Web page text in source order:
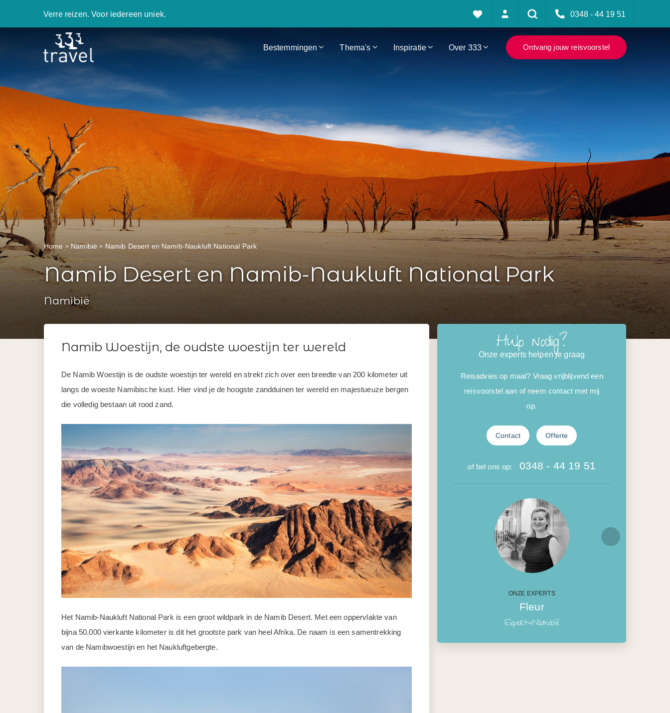
Verre reizen. Voor iedereen uniek. 0348 - 44 19 51
Bestemmingen Thema's Inspiratie Over 333 Ontvang jouw reisvoorstel
Home Namibië Namib Desert en Namib-Naukluft National Park
Namib Desert en Namib-Naukluft National Park
Namibië
Namib Woestijn, de oudste woestijn ter wereld
De Namib Woestijn is de oudste woestijn ter wereld en strekt zich over een breedte van 200 kilometer uit
langs de woeste Namibische kust. Hier vind je de hoogste zandduinen ter wereld en majestueuze bergen
die volledig bestaan uit rood zand.
Het Namib-Naukluft National Park is een groot wildpark in de Namib Desert. Met een oppervlakte van
bijna 50.000 vierkante kilometer is dit het grootste park van heel Afrika. De naam is een samentrekking
van de Namibwoestijn en het Naukluftgebergte.
Hulp nodig?
Onze experts helpen je graag
Reisadvies op maat? Vraag vrijblijvend een
reisvoorstel aan of neem contact met mij
op.
Contact Offerte
of bel ons op: 0348 - 44 19 51
ONZE EXPERTS
Fleur
Expert-Namibië